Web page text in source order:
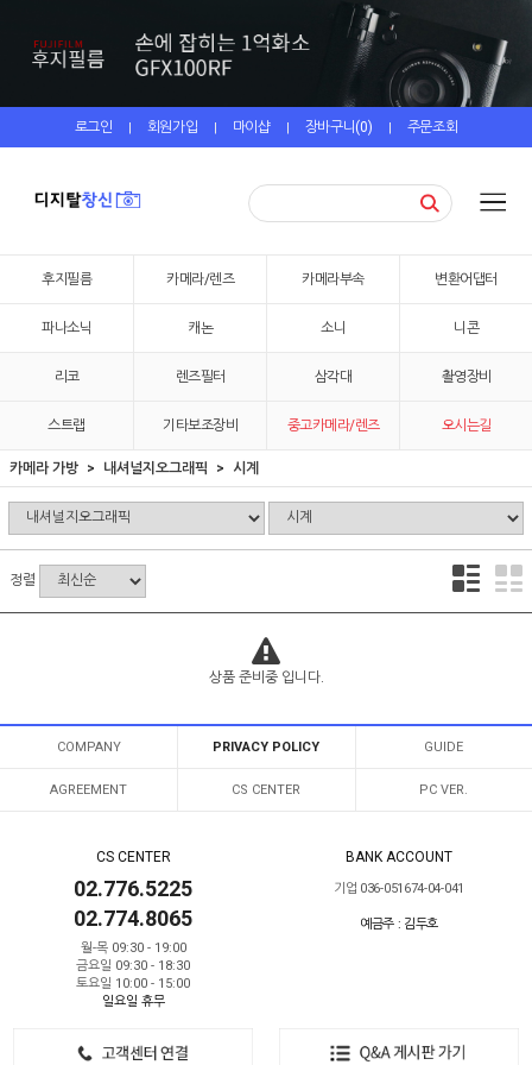
로그인 | 회원가입 | 마이샵 | 장바구니(0) | 주문조회
후지필름 카메라/렌즈 카메라부속 변환어댑터
파나소닉 캐논 소니 니콘
리코 렌즈필터 삼각대 촬영장비
스트랩 기타보조장비 중고카메라/렌즈 오시는길
카메라 가방 내셔널지오그래픽 시계
정렬
상품 준비중 입니다.
COMPANY PRIVACY POLICY GUIDE
AGREEMENT CS CENTER PC VER.
CS CENTER
02.776.5225
02.774.8065
월-목 09:30 - 19:00
금요일 09:30 - 18:30
토요일 10:00 - 15:00
일요일 휴무
BANK ACCOUNT
기업 036-051674-04-041
예금주 : 김두호